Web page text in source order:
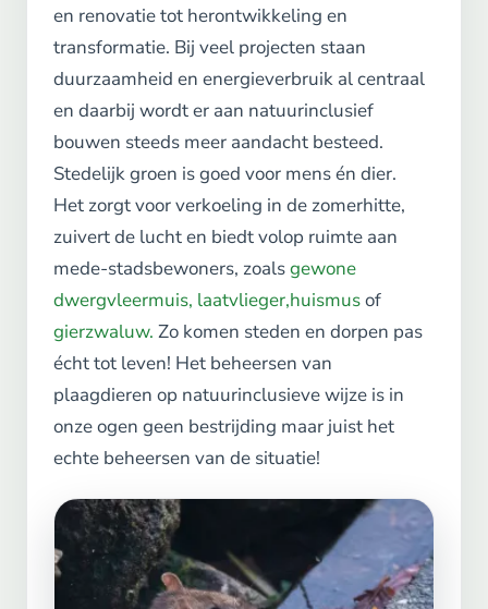
en renovatie tot herontwikkeling en
transformatie. Bij veel projecten staan
duurzaamheid en energieverbruik al centraal
en daarbij wordt er aan natuurinclusief
bouwen steeds meer aandacht besteed.
Stedelijk groen is goed voor mens én dier.
Het zorgt voor verkoeling in de zomerhitte,
zuivert de lucht en biedt volop ruimte aan
mede-stadsbewoners, zoalsgewone
dwergvleermuis, laatvlieger,huismusof
gierzwaluw. Zo komen steden en dorpen pas
écht tot leven! Het beheersen van
plaagdieren op natuurinclusieve wijze is in
onze ogen geen bestrijding maar juist het
echte beheersen van de situatie!